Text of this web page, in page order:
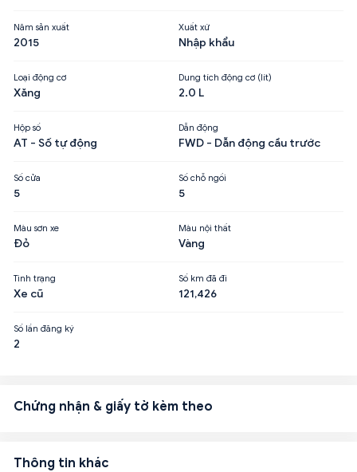
Năm sản xuất
2015
Xuất xứ
Nhập khẩu
Loại động cơ
Xăng
Dung tích động cơ (lít)
2.0 L
Hộp số
AT - Số tự động
Dẫn động
FWD - Dẫn động cầu trước
Số cửa
5
Số chỗ ngồi
5
Màu sơn xe
Đỏ
Màu nội thất
Vàng
Tình trạng
Xe cũ
Số km đã đi
121,426
Số lần đăng ký
2
Chứng nhận & giấy tờ kèm theo
Thông tin khác